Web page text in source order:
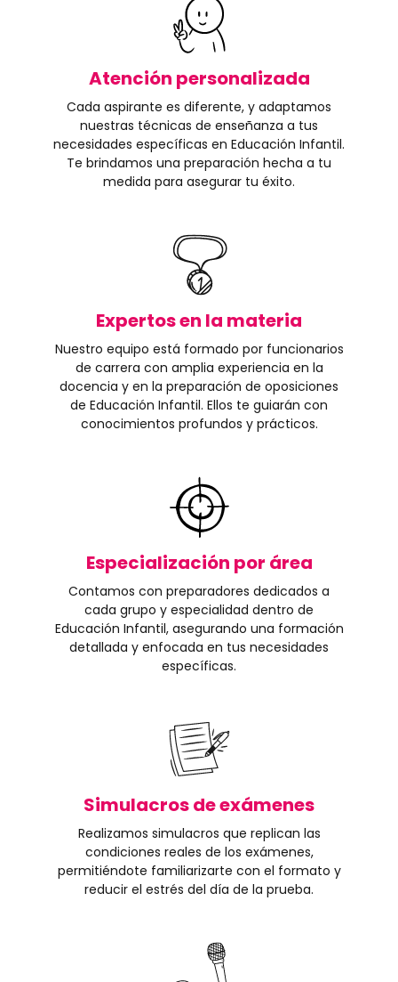
Atención personalizada
Cada aspirante es diferente, y adaptamos
nuestras técnicas de enseñanza a tus
necesidades específicas en Educación Infantil.
Te brindamos una preparación hecha a tu
medida para asegurar tu éxito.
Expertos en la materia
Nuestro equipo está formado por funcionarios
de carrera con amplia experiencia en la
docencia y en la preparación de oposiciones
de Educación Infantil. Ellos te guiarán con
conocimientos profundos y prácticos.
Especialización por área
Contamos con preparadores dedicados a
cada grupo y especialidad dentro de
Educación Infantil, asegurando una formación
detallada y enfocada en tus necesidades
específicas.
Simulacros de exámenes
Realizamos simulacros que replican las
condiciones reales de los exámenes,
permitiéndote familiarizarte con el formato y
reducir el estrés del día de la prueba.